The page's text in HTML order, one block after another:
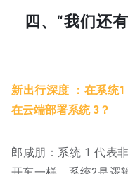
四、“我们还
新出行深度 ：在系统
在云端部署系统 3？
郎咸朋：系统 1 代表